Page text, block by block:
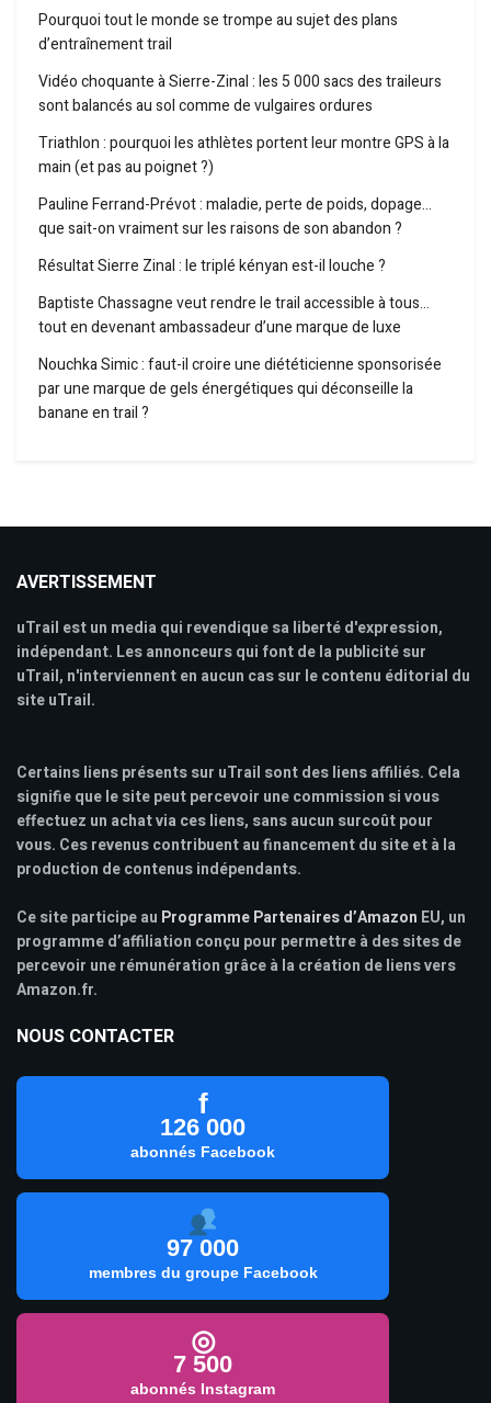
Pourquoi tout le monde se trompe au sujet des plans
d’entraînement trail
Vidéo choquante à Sierre-Zinal : les 5 000 sacs des traileurs
sont balancés au sol comme de vulgaires ordures
Triathlon : pourquoi les athlètes portent leur montre GPS à la
main (et pas au poignet ?)
Pauline Ferrand-Prévot : maladie, perte de poids, dopage…
que sait-on vraiment sur les raisons de son abandon ?
Résultat Sierre Zinal : le triplé kényan est-il louche ?
Baptiste Chassagne veut rendre le trail accessible à tous…
tout en devenant ambassadeur d’une marque de luxe
Nouchka Simic : faut-il croire une diététicienne sponsorisée
par une marque de gels énergétiques qui déconseille la
banane en trail ?
AVERTISSEMENT
uTrail est un media qui revendique sa liberté d'expression,
indépendant. Les annonceurs qui font de la publicité sur
uTrail, n'interviennent en aucun cas sur le contenu éditorial du
site uTrail.
Certains liens présents sur uTrail sont des liens affiliés. Cela
signifie que le site peut percevoir une commission si vous
effectuez un achat via ces liens, sans aucun surcoût pour
vous. Ces revenus contribuent au financement du site et à la
production de contenus indépendants.
Ce site participe au Programme Partenaires d’Amazon EU, un
programme d’affiliation conçu pour permettre à des sites de
percevoir une rémunération grâce à la création de liens vers
Amazon.fr.
NOUS CONTACTER
f
126 000
abonnés Facebook
97 000
membres du groupe Facebook
◎
7 500
abonnés Instagram